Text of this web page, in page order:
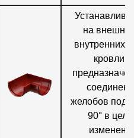
на
внутренних
кровли и
желобов под
90° в